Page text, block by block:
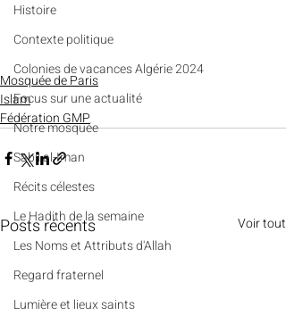
Histoire
Contexte politique
Colonies de vacances Algérie 2024
​​Focus sur une actualité
Notre mosquée
Sabil al-Iman
Récits célestes
Le Hadith de la semaine
Les Noms et Attributs d'Allah
Regard fraternel
Lumière et lieux saints
Mosquée de Paris
Islam
Fédération GMP
Posts récents Voir tout